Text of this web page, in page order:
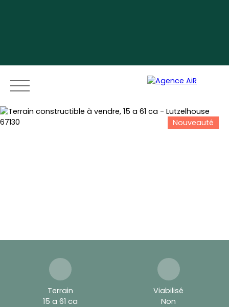
Nouveauté
Terrain
15 a 61 ca
Viabilisé
Non